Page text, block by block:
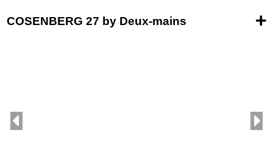
COSENBERG 27 by Deux-mains